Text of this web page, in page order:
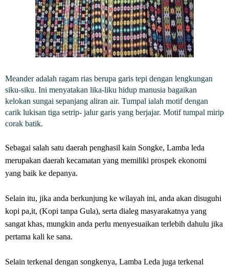
Meander adalah ragam rias berupa garis tepi dengan lengkungan
siku-siku. Ini menyatakan lika-liku hidup manusia bagaikan
kelokan sungai sepanjang aliran air. Tumpal ialah motif dengan
carik lukisan tiga setrip- jalur garis yang berjajar. Motif tumpal mirip
corak batik.
Sebagai salah satu daerah penghasil kain Songke, Lamba leda
merupakan daerah kecamatan yang memiliki prospek ekonomi
yang baik ke depanya.
Selain itu, jika anda berkunjung ke wilayah ini, anda akan disuguhi
kopi pa,it, (Kopi tanpa Gula), serta dialeg masyarakatnya yang
sangat khas, mungkin anda perlu menyesuaikan terlebih dahulu jika
pertama kali ke sana.
Selain terkenal dengan songkenya, Lamba Leda juga terkenal